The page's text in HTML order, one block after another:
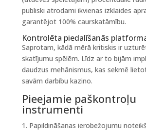
publiski atrodami ikvienas izklaides
garantējot 100% caurskatāmību.
Kontrolēta piedalīšanās
Saprotam, kādā mērā kritiskis ir
skatījumu spēlēm. Līdz ar to bijām
daudzus mehānismus, kas sekmē
savām darbību kazino.
Pieejamie paškontroļu
instrumenti
Papildināšanas ierobežojumu